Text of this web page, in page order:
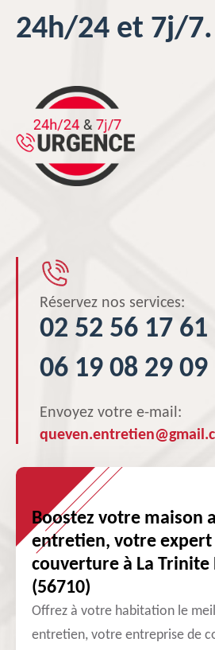
24h/24 et 7j/7.
Réservez nos services:
02 52 56 17 61
06 19 08 29 09
Envoyez votre e-mail:
Boostez votre maison
entretien, votre expert
couverture à La Trinite
(56710)
Offrez à votre habitation le
entretien, votre entreprise de